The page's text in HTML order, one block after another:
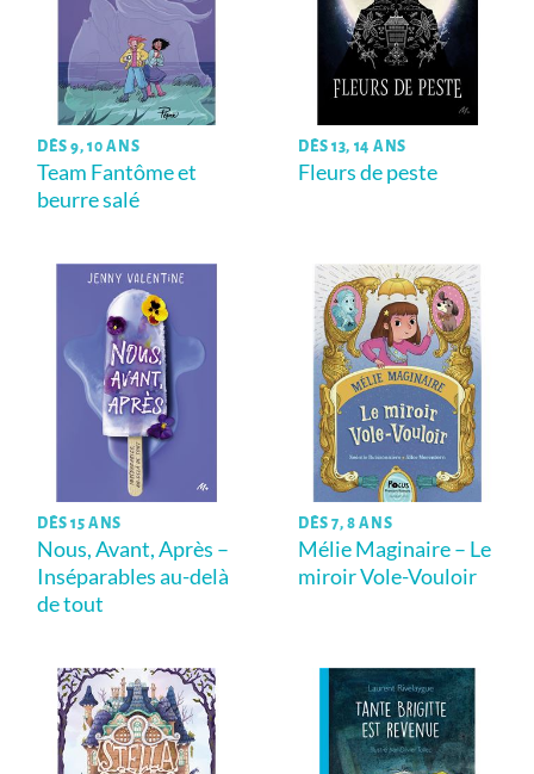
DÈS 9, 10 ANS
Team Fantôme et
beurre salé
DÈS 13, 14 ANS
Fleurs de peste
DÈS 15 ANS
Nous, Avant, Après –
Inséparables au-delà
de tout
DÈS 7, 8 ANS
Mélie Maginaire – Le
miroir Vole-Vouloir